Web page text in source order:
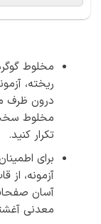
مخلوط
ریخته،
درون ظرف
مخلوط سخت
تکرار کنید.
برای
آزمونه، از
آسان
معدنی